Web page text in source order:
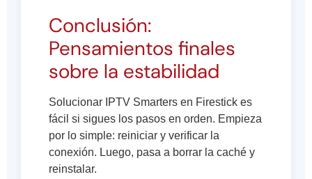
Conclusión:
Pensamientos finales
sobre la estabilidad
Solucionar IPTV Smarters en Firestick es
fácil si sigues los pasos en orden. Empieza
por lo simple: reiniciar y verificar la
conexión. Luego, pasa a borrar la caché y
reinstalar.